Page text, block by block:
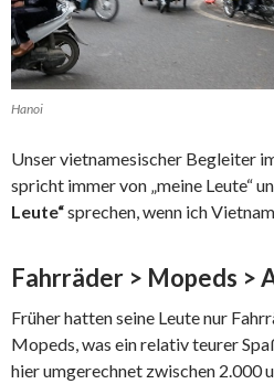
Hanoi
Unser vietnamesischer Begleiter
spricht immer von „meine Leute“
Leute“sprechen, wenn ich
Fahrräder > Mopeds >
Früher hatten seine Leute nur
Mopeds, was ein relativ teurer
hier umgerechnet zwischen 2.000